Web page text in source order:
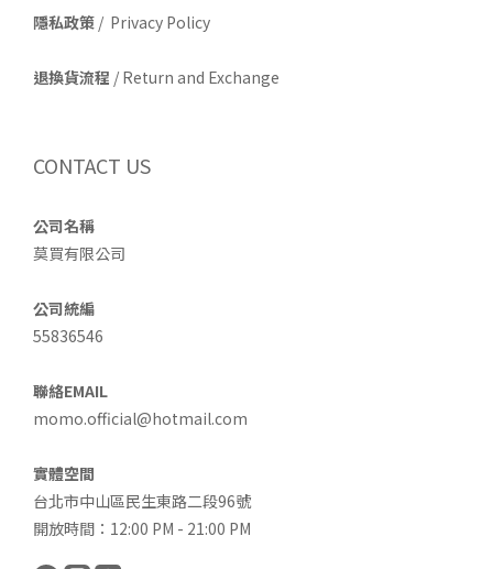
隱私政策 / Privacy Policy
退換貨流程 / Return and Exchange
CONTACT US
公司名稱
莫買有限公司
公司統編
55836546
聯絡EMAIL
momo.official@hotmail.com
實體空間
台北市中山區民生東路二段96號
開放時間：12:00 PM - 21:00 PM